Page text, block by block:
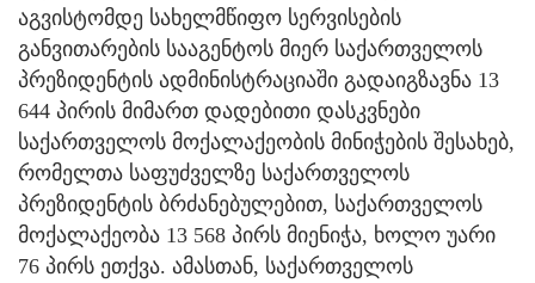
აგვისტომდე სახელმწიფო სერვისების
განვითარების სააგენტოს მიერ საქართველოს
პრეზიდენტის ადმინისტრაციაში გადაიგზავნა 13
644 პირის მიმართ დადებითი დასკვნები
საქართველოს მოქალაქეობის მინიჭების შესახებ,
რომელთა საფუძველზე საქართველოს
პრეზიდენტის ბრძანებულებით, საქართველოს
მოქალაქეობა 13 568 პირს მიენიჭა, ხოლო უარი
76 პირს ეთქვა. ამასთან, საქართველოს